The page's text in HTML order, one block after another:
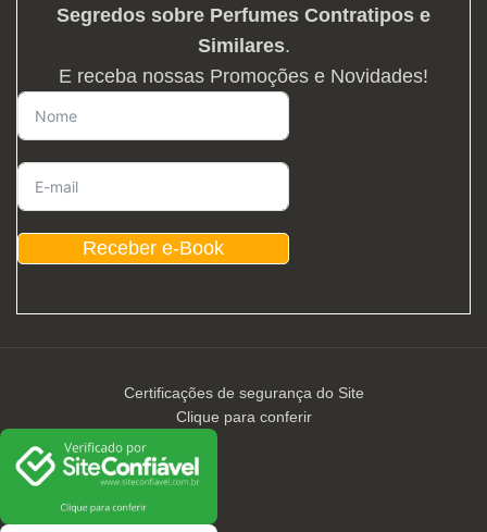
Segredos sobre Perfumes Contratipos e
Similares.
E receba nossas Promoções e Novidades!
Receber e-Book
Certificações de segurança do Site
Clique para conferir